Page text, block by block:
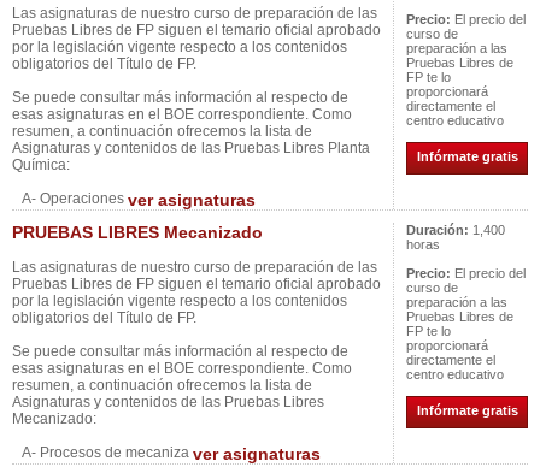
Las asignaturas de nuestro curso de preparación de las
Pruebas Libres de FP siguen el temario oficial aprobado
por la legislación vigente respecto a los contenidos
obligatorios del Título de FP.
Se puede consultar más información al respecto de
esas asignaturas en el BOE correspondiente. Como
resumen, a continuación ofrecemos la lista de
Asignaturas y contenidos de las Pruebas Libres Planta
Química:
A- Operaciones ver asignaturas
Precio: El precio del
curso de
preparación a las
Pruebas Libres de
FP te lo
proporcionará
directamente el
centro educativo
Infórmate gratis
PRUEBAS LIBRES Mecanizado
Las asignaturas de nuestro curso de preparación de las
Pruebas Libres de FP siguen el temario oficial aprobado
por la legislación vigente respecto a los contenidos
obligatorios del Título de FP.
Se puede consultar más información al respecto de
esas asignaturas en el BOE correspondiente. Como
resumen, a continuación ofrecemos la lista de
Asignaturas y contenidos de las Pruebas Libres
Mecanizado:
A- Procesos de mecaniza ver asignaturas
Duración: 1,400
horas
Precio: El precio del
curso de
preparación a las
Pruebas Libres de
FP te lo
proporcionará
directamente el
centro educativo
Infórmate gratis